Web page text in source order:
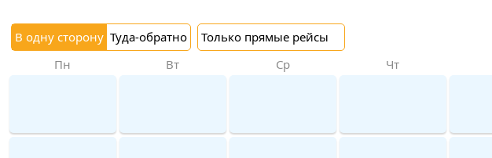
В одну сторону Туда-обратно Только прямые рейсы
Пн Вт Ср Чт